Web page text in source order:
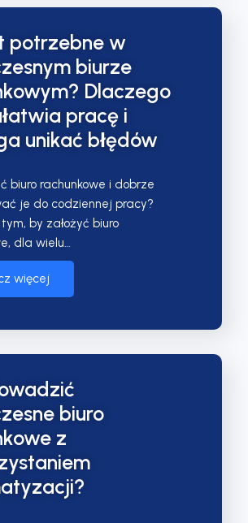
potrzebne w
biurze
Dlaczego
pracę i
unikać błędów
biuro rachunkowe i dobrze
je do codziennej pracy?
by założyć biuro
dla wielu…
więcej
biuro
z